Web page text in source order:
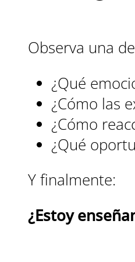
Observa una
¿Qué
¿Cómo las
¿Cómo
¿Qué
Y finalmente:
¿Estoy